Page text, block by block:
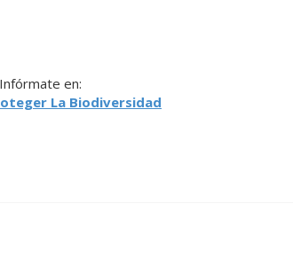
en:
La Biodiversidad